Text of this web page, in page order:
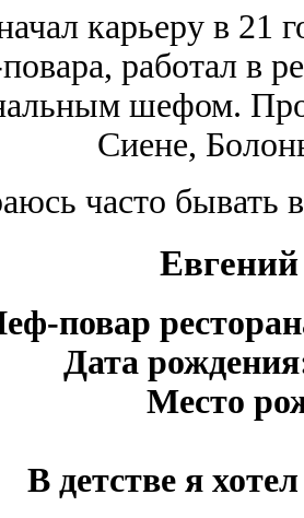
карьеру в 21
работал в
шефом.
Сиене,
часто
повар
Дата
Место
В детстве я хотел